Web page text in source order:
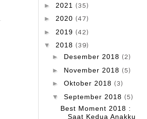
► 2021 (35)
► 2020 (47)
► 2019 (42)
▼ 2018 (39)
► Desember 2018 (2)
► November 2018 (5)
► Oktober 2018 (3)
▼ September 2018 (5)
Best Moment 2018 :
Saat Kedua Anakku